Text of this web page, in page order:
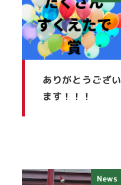
ありがとうござい
ます！！！
News